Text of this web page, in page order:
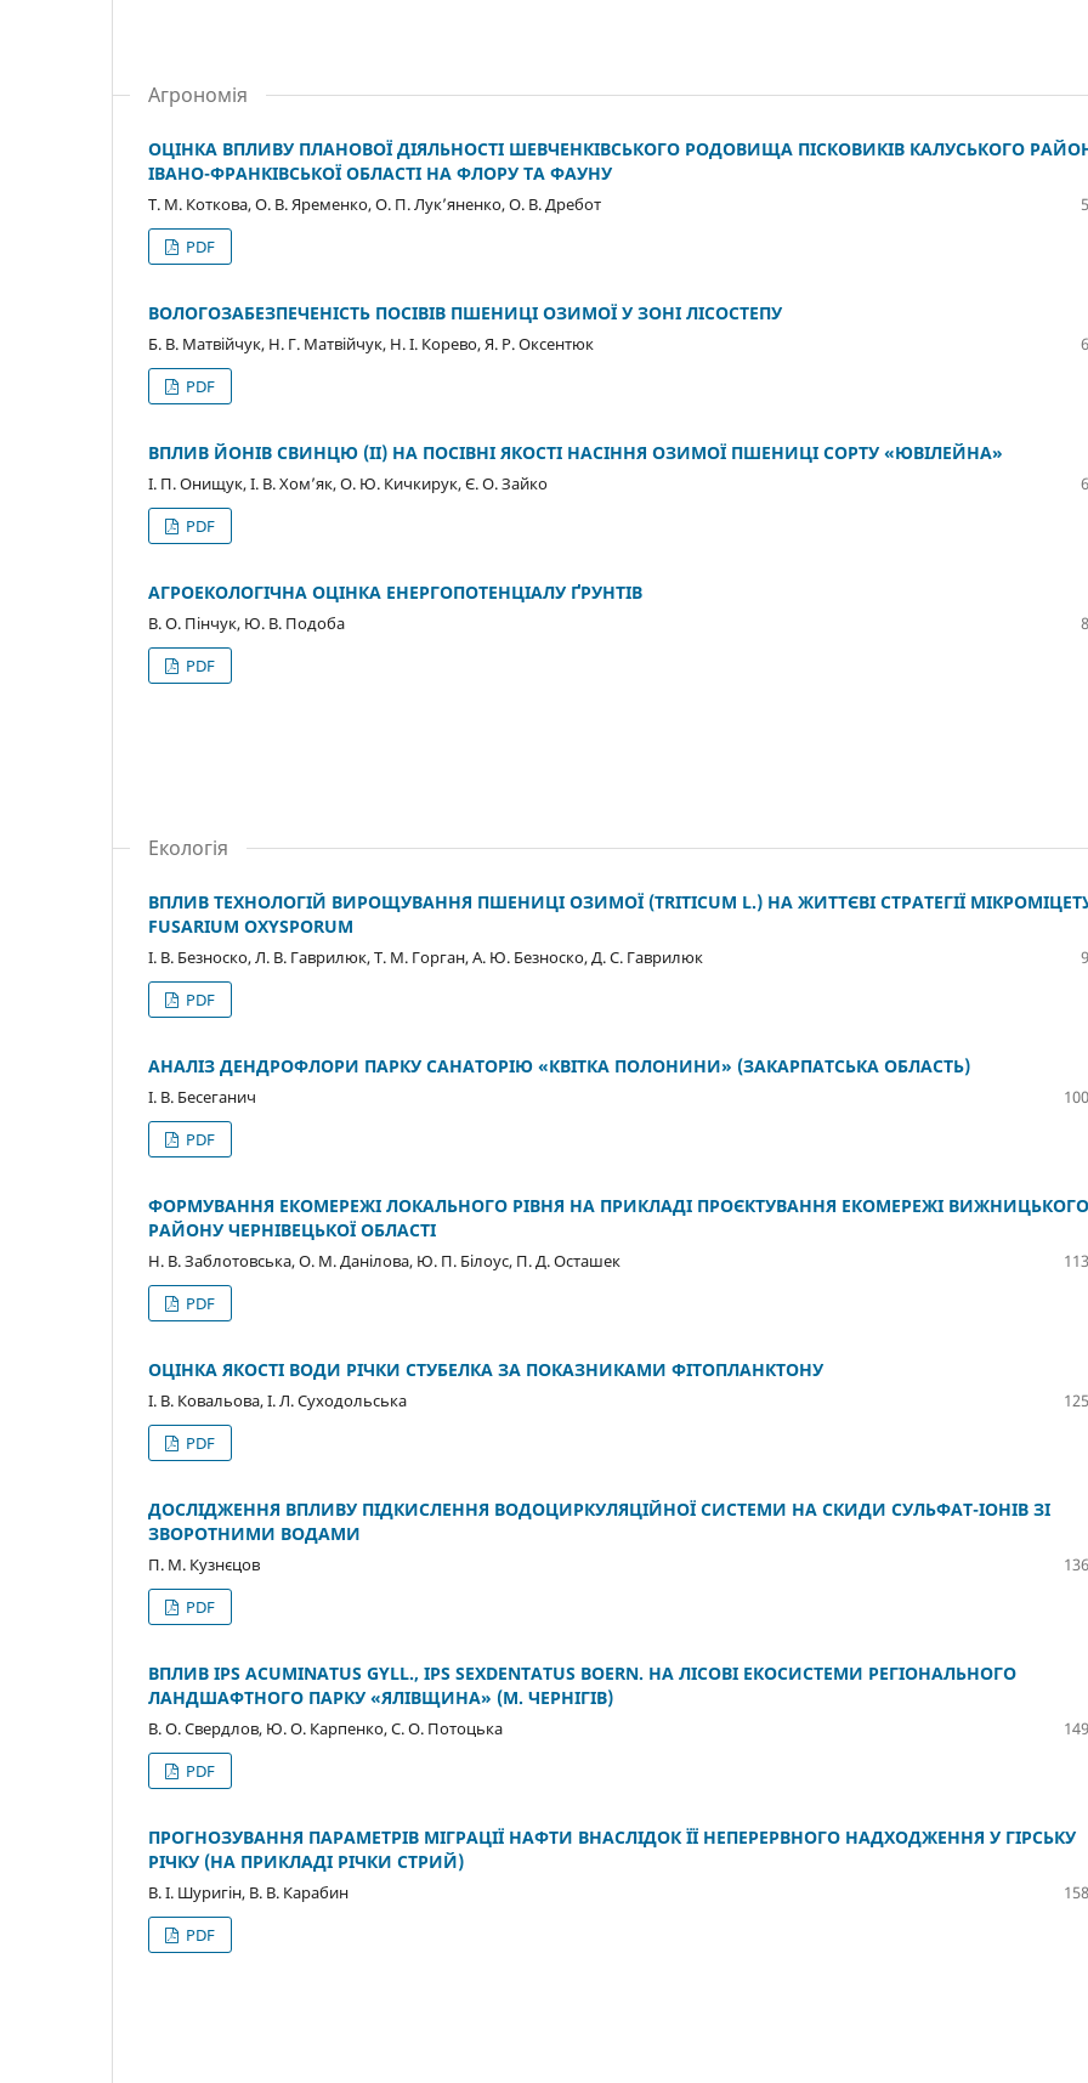
Агрономія
ОЦІНКА ВПЛИВУ ПЛАНОВОЇ ДІЯЛЬНОСТІ ШЕВЧЕНКІВСЬКОГО РОДОВИЩА ПІСКОВИКІВ КАЛУСЬКОГО
ІВАНО-ФРАНКІВСЬКОЇ ОБЛАСТІ НА ФЛОРУ ТА ФАУНУ
Т. М. Коткова, О. В. Яременко, О. П. Лук’яненко, О. В. Дребот
PDF
ВОЛОГОЗАБЕЗПЕЧЕНІСТЬ ПОСІВІВ ПШЕНИЦІ ОЗИМОЇ У ЗОНІ ЛІСОСТЕПУ
Б. В. Матвійчук, Н. Г. Матвійчук, Н. І. Корево, Я. Р. Оксентюк
PDF
ВПЛИВ ЙОНІВ СВИНЦЮ (ІІ) НА ПОСІВНІ ЯКОСТІ НАСІННЯ ОЗИМОЇ ПШЕНИЦІ СОРТУ «ЮВІЛЕЙНА»
І. П. Онищук, І. В. Хом’як, О. Ю. Кичкирук, Є. О. Зайко
PDF
АГРОЕКОЛОГІЧНА ОЦІНКА ЕНЕРГОПОТЕНЦІАЛУ ҐРУНТІВ
В. О. Пінчук, Ю. В. Подоба
PDF
Екологія
ВПЛИВ ТЕХНОЛОГІЙ ВИРОЩУВАННЯ ПШЕНИЦІ ОЗИМОЇ (TRITICUM L.) НА ЖИТТЄВІ СТРАТЕГІЇ
FUSARIUM OXYSPORUM
І. В. Безноско, Л. В. Гаврилюк, Т. М. Горган, А. Ю. Безноско, Д. С. Гаврилюк
PDF
АНАЛІЗ ДЕНДРОФЛОРИ ПАРКУ САНАТОРІЮ «КВІТКА ПОЛОНИНИ» (ЗАКАРПАТСЬКА ОБЛАСТЬ)
І. В. Бесеганич
PDF
ФОРМУВАННЯ ЕКОМЕРЕЖІ ЛОКАЛЬНОГО РІВНЯ НА ПРИКЛАДІ ПРОЄКТУВАННЯ ЕКОМЕРЕЖІ ВИЖНИЦЬКОГО
РАЙОНУ ЧЕРНІВЕЦЬКОЇ ОБЛАСТІ
Н. В. Заблотовська, О. М. Данілова, Ю. П. Білоус, П. Д. Осташек
PDF
ОЦІНКА ЯКОСТІ ВОДИ РІЧКИ СТУБЕЛКА ЗА ПОКАЗНИКАМИ ФІТОПЛАНКТОНУ
І. В. Ковальова, І. Л. Суходольська
PDF
ДОСЛІДЖЕННЯ ВПЛИВУ ПІДКИСЛЕННЯ ВОДОЦИРКУЛЯЦІЙНОЇ СИСТЕМИ НА СКИДИ СУЛЬФАТ-ІОНІВ ЗІ
ЗВОРОТНИМИ ВОДАМИ
П. М. Кузнєцов
PDF
ВПЛИВ IPS ACUMINATUS GYLL., IPS SEXDENTATUS BOERN. НА ЛІСОВІ ЕКОСИСТЕМИ РЕГІОНАЛЬНОГО
ЛАНДШАФТНОГО ПАРКУ «ЯЛІВЩИНА» (М. ЧЕРНІГІВ)
В. О. Свердлов, Ю. О. Карпенко, С. О. Потоцька
PDF
ПРОГНОЗУВАННЯ ПАРАМЕТРІВ МІГРАЦІЇ НАФТИ ВНАСЛІДОК ЇЇ НЕПЕРЕРВНОГО НАДХОДЖЕННЯ У ГІРСЬКУ
РІЧКУ (НА ПРИКЛАДІ РІЧКИ СТРИЙ)
В. І. Шуригін, В. В. Карабин
PDF